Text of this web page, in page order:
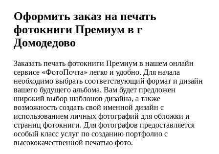
Оформить заказ на печать
фотокниги Премиум в г
Домодедово
Заказать печать фотокниги Премиум в нашем онлайн
сервисе «ФотоПочта» легко и удобно. Для начала
необходимо выбрать соответствующий формат и дизайн
вашего будущего альбома. Вам будет предложен
широкий выбор шаблонов дизайна, а также
возможность создать свой именной дизайн с
использованием личных фотографий для обложки и
страниц фотокниги. Для фотографов предоставляется
особый класс услуг по созданию портфолио с
высококачественной печатью фото.